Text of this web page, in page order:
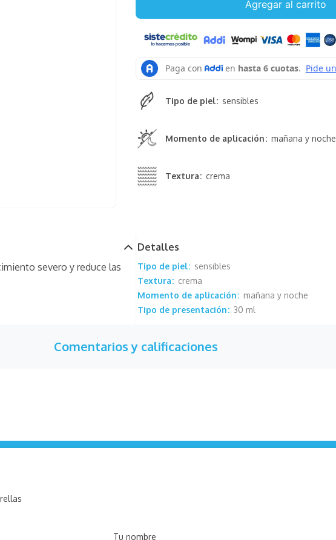
Agregar al carrito
Tipo de piel sensibles
Textura crema
Momento de aplicación mañana y noche
severo y reduce las
Detalles
Tipo de piel
sensibles
Textura
crema
Momento de aplicación
mañana y noche
Tipo de presentación
30 ml
Comentarios y calificaciones
Tu nombre